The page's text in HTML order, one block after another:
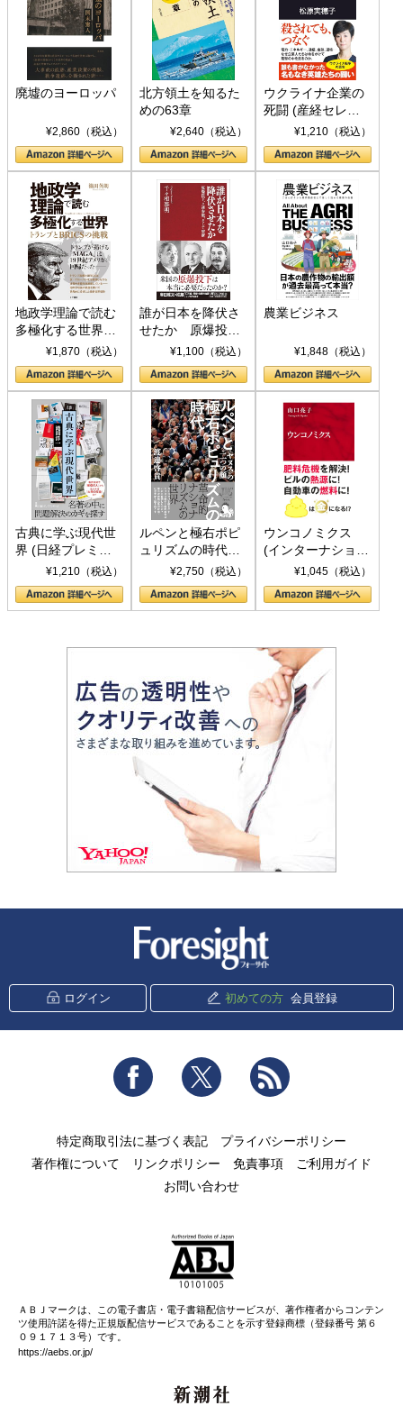
廃墟のヨーロッパ
¥2,860（税込）
北方領土を知るた
めの63章
¥2,640（税込）
ウクライナ企業の
死闘 (産経セレク
ト S 039)¥1,210（税込）
地政学理論で読む
多極化する世界：
トランプとBRICS
の挑戦
¥1,870（税込）
誰が日本を降伏さ
せたか 原爆投
下、ソ連参戦、そ
して聖断 (PHP新
書)
¥1,100（税込）
農業ビジネス
¥1,848（税込）
古典に学ぶ現代世
界 (日経プレミア
シリーズ)¥1,210（税込）
ルペンと極右ポピ
ュリズムの時代：
〈ヤヌス〉の二つ
の顔
¥2,750（税込）
ウンコノミクス
(インターナショナ
ル新書)¥1,045（税込）
ログイン 初めての方 会員登録
Facebook Twitter
特定商取引法に基づく表記
プライバシーポリシー
著作権について
リンクポリシー 免責事項
ご利用ガイド
お問い合わせ
ＡＢＪマークは、この電子書店・電子書籍配信サービスが、著作権者からコンテン
ツ使用許諾を得た正規版配信サービスであることを示す登録商標（登録番号 第６
０９１７１３号）です。
https://aebs.or.jp/